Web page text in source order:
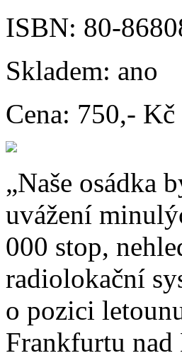
ISBN: 80-
Skladem: ano
Cena: 750,- Kč
„Naše osádka
uvážení
000 stop,
radiolokační
o pozici
Frankfurtu nad